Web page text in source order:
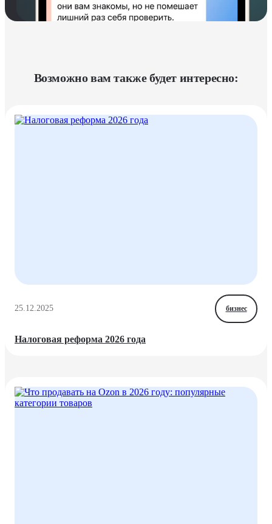
Возможно вам также будет интересно:
25.12.2025 бизнес
Налоговая реформа 2026 года